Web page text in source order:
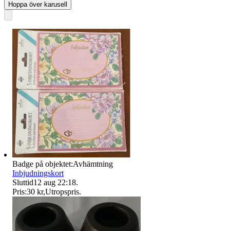
Hoppa över karusell
Badge på objektet:Avhämtning
Inbjudningskort
Sluttid12 aug 22:18.
Pris:30 kr,Utropspris.